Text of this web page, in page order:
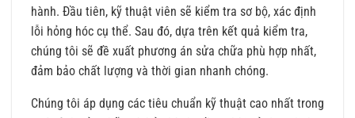
hành. Đầu tiên, kỹ thuật viên sẽ kiểm tra sơ bộ, xác định
lỗi hỏng hóc cụ thể. Sau đó, dựa trên kết quả kiểm tra,
chúng tôi sẽ đề xuất phương án sửa chữa phù hợp nhất,
đảm bảo chất lượng và thời gian nhanh chóng.
Chúng tôi áp dụng các tiêu chuẩn kỹ thuật cao nhất trong